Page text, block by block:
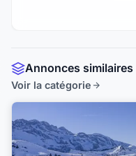
Annonces similaires
Voir la catégorie